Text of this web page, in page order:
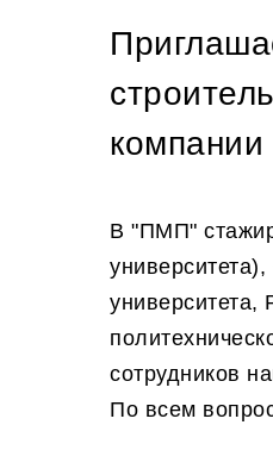
компании
В "ПМП"
университета),
университета,
сотрудников
По всем